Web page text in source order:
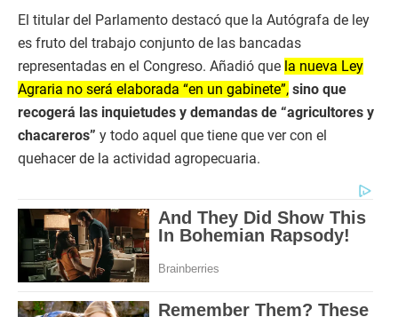
El titular del Parlamento destacó que la Autógrafa de ley
es fruto del trabajo conjunto de las bancadas
representadas en el Congreso. Añadió que la nueva Ley
Agraria no será elaborada “en un gabinete”, sino que
recogerá las inquietudes y demandas de “agricultores y
chacareros” y todo aquel que tiene que ver con el
quehacer de la actividad agropecuaria.